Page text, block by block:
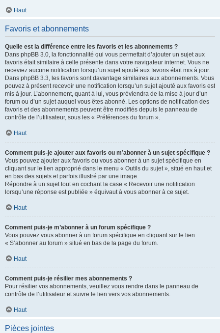
Haut
Favoris et abonnements
Quelle est la différence entre les favoris et les abonnements ?
Dans phpBB 3.0, la fonctionnalité qui vous permettait d’ajouter un sujet aux
favoris était similaire à celle présente dans votre navigateur internet. Vous ne
receviez aucune notification lorsqu’un sujet ajouté aux favoris était mis à jour.
Dans phpBB 3.3, les favoris sont davantage similaires aux abonnements. Vous
pouvez à présent recevoir une notification lorsqu’un sujet ajouté aux favoris est
mis à jour. L’abonnement, quant à lui, vous préviendra de la mise à jour d’un
forum ou d’un sujet auquel vous êtes abonné. Les options de notification des
favoris et des abonnements peuvent être modifiés depuis le panneau de
contrôle de l’utilisateur, sous les « Préférences du forum ».
Haut
Comment puis-je ajouter aux favoris ou m’abonner à un sujet spécifique ?
Vous pouvez ajouter aux favoris ou vous abonner à un sujet spécifique en
cliquant sur le lien approprié dans le menu « Outils du sujet », situé en haut et
en bas des sujets et parfois illustré par une image.
Répondre à un sujet tout en cochant la case « Recevoir une notification
lorsqu’une réponse est publiée » équivaut à vous abonner à ce sujet.
Haut
Comment puis-je m’abonner à un forum spécifique ?
Vous pouvez vous abonner à un forum spécifique en cliquant sur le lien
« S’abonner au forum » situé en bas de la page du forum.
Haut
Comment puis-je résilier mes abonnements ?
Pour résilier vos abonnements, veuillez vous rendre dans le panneau de
contrôle de l’utilisateur et suivre le lien vers vos abonnements.
Haut
Pièces jointes